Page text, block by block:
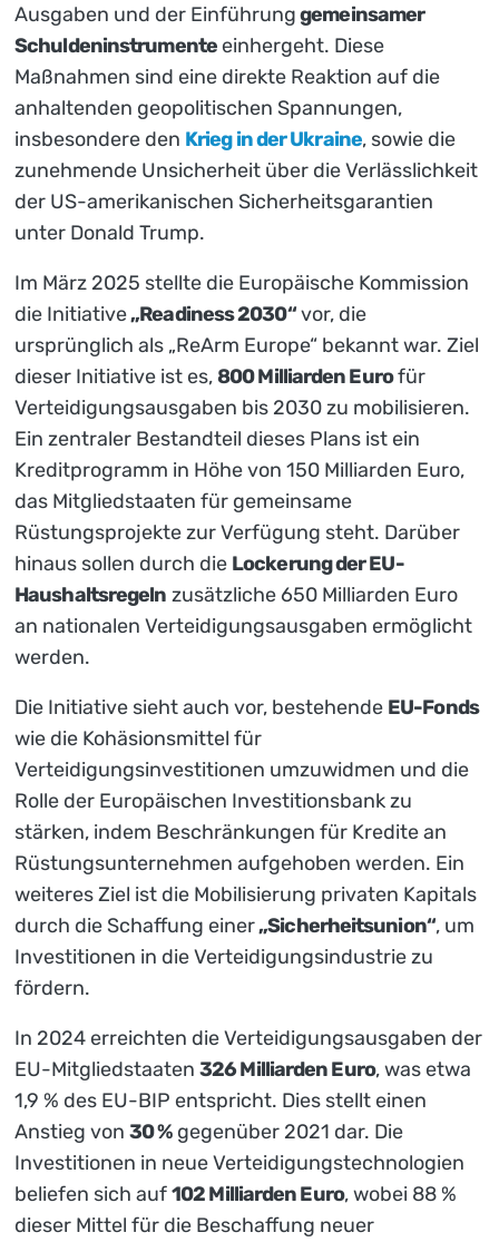
Ausgaben und der Einführunggemeinsamer
Schuldeninstrumenteeinhergeht. Diese
Maßnahmen sind eine direkte Reaktion auf die
anhaltenden geopolitischen Spannungen,
insbesondere den Krieg in der Ukraine, sowie die
zunehmende Unsicherheit über die Verlässlichkeit
der US-amerikanischen Sicherheitsgarantien
unter Donald Trump.
Im März 2025 stellte die Europäische Kommission
die Initiative„Readiness 2030“vor, die
ursprünglich als „ReArm Europe“ bekannt war. Ziel
dieser Initiative ist es,800 Milliarden Eurofür
Verteidigungsausgaben bis 2030 zu mobilisieren.
Ein zentraler Bestandteil dieses Plans ist ein
Kreditprogramm in Höhe von 150 Milliarden Euro,
das Mitgliedstaaten für gemeinsame
Rüstungsprojekte zur Verfügung steht. Darüber
hinaus sollen durch die Lockerung der EU-
Haushaltsregeln zusätzliche 650 Milliarden Euro
an nationalen Verteidigungsausgaben ermöglicht
werden.
Die Initiative sieht auch vor, bestehende EU-Fonds
wie die Kohäsionsmittel für
Verteidigungsinvestitionen umzuwidmen und die
Rolle der Europäischen Investitionsbank zu
stärken, indem Beschränkungen für Kredite an
Rüstungsunternehmen aufgehoben werden. Ein
weiteres Ziel ist die Mobilisierung privaten Kapitals
durch die Schaffung einer„Sicherheitsunion“, um
Investitionen in die Verteidigungsindustrie zu
fördern.
In 2024 erreichten die Verteidigungsausgaben der
EU-Mitgliedstaaten 326 Milliarden Euro, was etwa
1,9 % des EU-BIP entspricht. Dies stellt einen
Anstieg von 30 % gegenüber 2021 dar. Die
Investitionen in neue Verteidigungstechnologien
beliefen sich auf102 Milliarden Euro, wobei 88 %
dieser Mittel für die Beschaffung neuer